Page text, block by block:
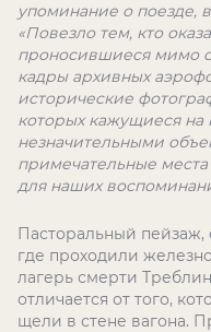
упоминание о поезде,
«Повезло тем, кто
проносившиеся мимо
кадры архивных
исторические
которых кажущиеся на
незначительными
примечательные
для наших
Пасторальный пейзаж,
где проходили
лагерь смерти
отличается от того,
щели в стене вагона.